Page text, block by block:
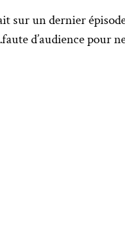
sur un dernier
d’audience pour